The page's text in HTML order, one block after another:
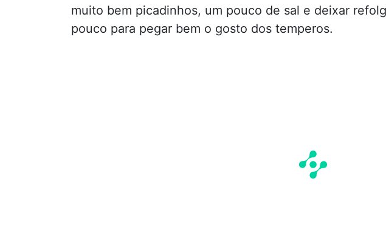
muito bem picadinhos, um pouco de sal e deixar
pouco para pegar bem o gosto dos temperos.